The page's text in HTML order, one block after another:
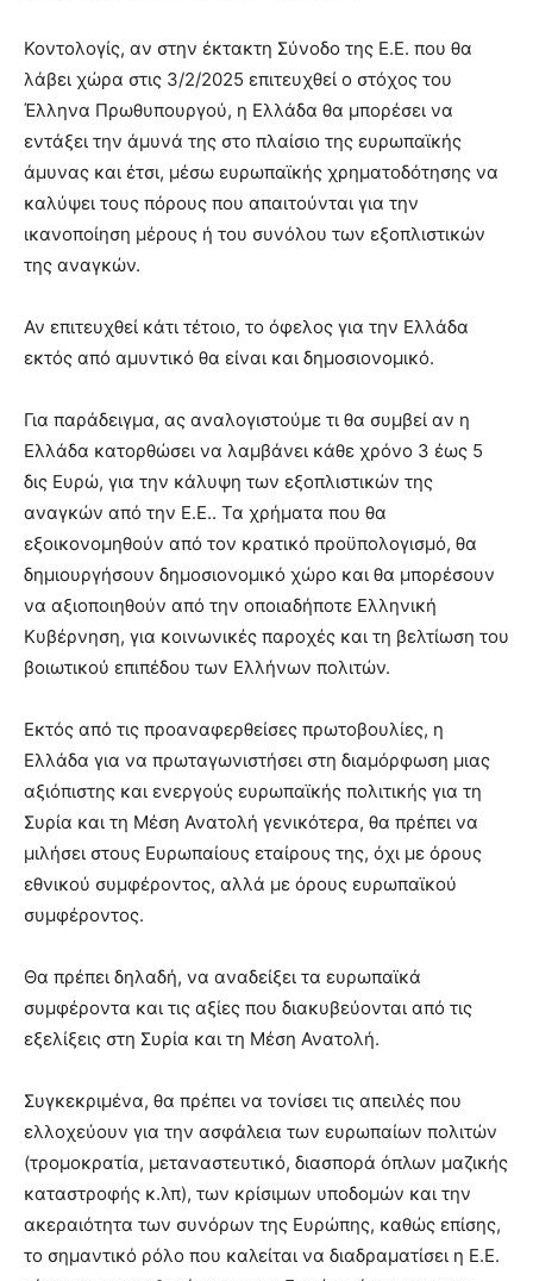
Κοντολογίς, αν στην έκτακτη Σύνοδο της Ε.Ε. που θα
λάβει χώρα στις 3/2/2025 επιτευχθεί ο στόχος του
Έλληνα Πρωθυπουργού, η Ελλάδα θα μπορέσει να
εντάξει την άμυνά της στο πλαίσιο της ευρωπαϊκής
άμυνας και έτσι, μέσω ευρωπαϊκής χρηματοδότησης να
καλύψει τους πόρους που απαιτούνται για την
ικανοποίηση μέρους ή του συνόλου των εξοπλιστικών
της αναγκών.
Αν επιτευχθεί κάτι τέτοιο, το όφελος για την Ελλάδα
εκτός από αμυντικό θα είναι και δημοσιονομικό.
Για παράδειγμα, ας αναλογιστούμε τι θα συμβεί αν η
Ελλάδα κατορθώσει να λαμβάνει κάθε χρόνο 3 έως 5
δις Ευρώ, για την κάλυψη των εξοπλιστικών της
αναγκών από την Ε.Ε.. Τα χρήματα που θα
εξοικονομηθούν από τον κρατικό προϋπολογισμό, θα
δημιουργήσουν δημοσιονομικό χώρο και θα μπορέσουν
να αξιοποιηθούν από την οποιαδήποτε Ελληνική
Κυβέρνηση, για κοινωνικές παροχές και τη βελτίωση του
βοιωτικού επιπέδου των Ελλήνων πολιτών.
Εκτός από τις προαναφερθείσες πρωτοβουλίες, η
Ελλάδα για να πρωταγωνιστήσει στη διαμόρφωση μιας
αξιόπιστης και ενεργούς ευρωπαϊκής πολιτικής για τη
Συρία και τη Μέση Ανατολή γενικότερα, θα πρέπει να
μιλήσει στους Ευρωπαίους εταίρους της, όχι με όρους
εθνικού συμφέροντος, αλλά με όρους ευρωπαϊκού
συμφέροντος.
Θα πρέπει δηλαδή, να αναδείξει τα ευρωπαϊκά
συμφέροντα και τις αξίες που διακυβεύονται από τις
εξελίξεις στη Συρία και τη Μέση Ανατολή.
Συγκεκριμένα, θα πρέπει να τονίσει τις απειλές που
ελλοχεύουν για την ασφάλεια των ευρωπαίων πολιτών
(τρομοκρατία, μεταναστευτικό, διασπορά όπλων μαζικής
καταστροφής κ.λπ), των κρίσιμων υποδομών και την
ακεραιότητα των συνόρων της Ευρώπης, καθώς επίσης,
το σημαντικό ρόλο που καλείται να διαδραματίσει η Ε.Ε.